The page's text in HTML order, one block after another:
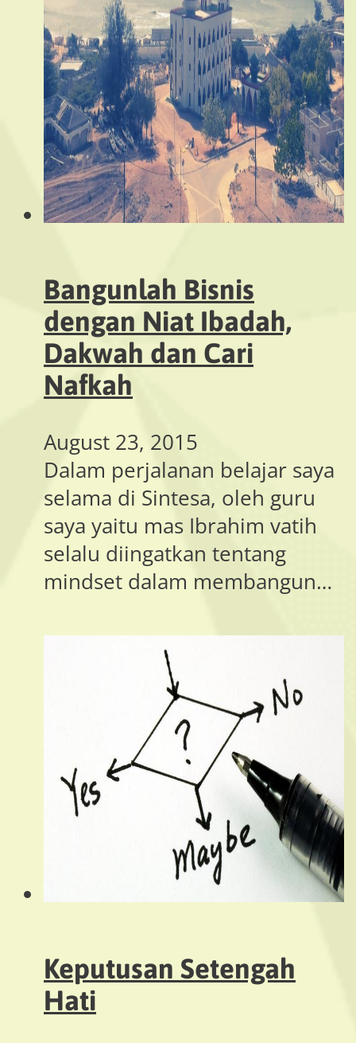
Bangunlah Bisnis
dengan Niat Ibadah,
Dakwah dan Cari
Nafkah
August 23, 2015
Dalam perjalanan belajar saya
selama di Sintesa, oleh guru
saya yaitu mas Ibrahim vatih
selalu diingatkan tentang
mindset dalam membangun…
Keputusan Setengah
Hati